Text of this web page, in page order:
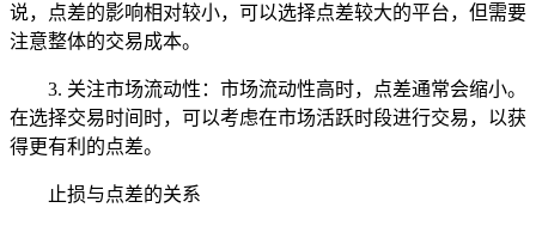
说，点差的影响相对较小，可以选择点差较大的平台，但需要
注意整体的交易成本。
3. 关注市场流动性：市场流动性高时，点差通常会缩小。
在选择交易时间时，可以考虑在市场活跃时段进行交易，以获
得更有利的点差。
止损与点差的关系